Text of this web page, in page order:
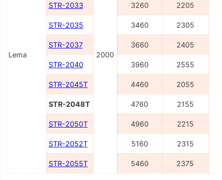
Lema 2000
STR-2033 3260 2205
STR-2035 3460 2305
STR-2037 3660 2405
STR-2040 3960 2555
STR-2045T 4460 2055
STR-2048T 4760 2155
STR-2050T 4960 2215
STR-2052T 5160 2315
STR-2055T 5460 2375